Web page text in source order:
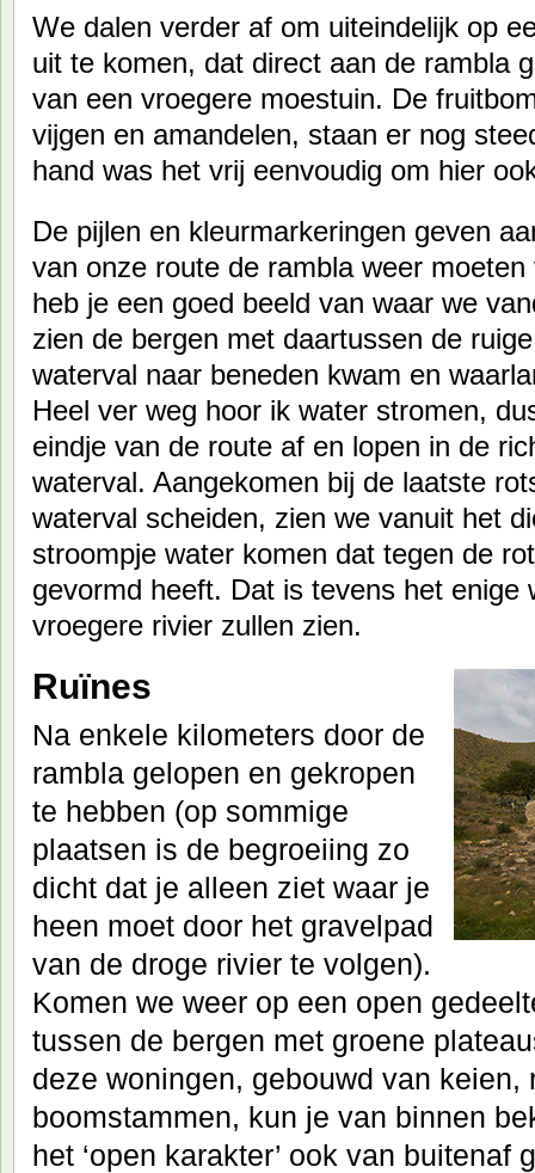
We dalen verder af om uiteindelijk op
uit te komen, dat direct aan de rambla
van een vroegere moestuin. De
vijgen en amandelen, staan er nog
hand was het vrij eenvoudig om hier
De pijlen en kleurmarkeringen geven
van onze route de rambla weer
heb je een goed beeld van waar we
zien de bergen met daartussen de
waterval naar beneden kwam en
Heel ver weg hoor ik water stromen,
eindje van de route af en lopen in de
waterval. Aangekomen bij de laatste
waterval scheiden, zien we vanuit het
stroompje water komen dat tegen de
gevormd heeft. Dat is tevens het enige
vroegere rivier zullen zien.
Ruïnes
Na enkele kilometers door de
rambla gelopen en gekropen
te hebben (op sommige
plaatsen is de begroeiing zo
dicht dat je alleen ziet waar je
heen moet door het gravelpad
van de droge rivier te volgen).
Komen we weer op een open
tussen de bergen met groene
deze woningen, gebouwd van keien,
boomstammen, kun je van binnen
het ‘open karakter’ ook van buitenaf